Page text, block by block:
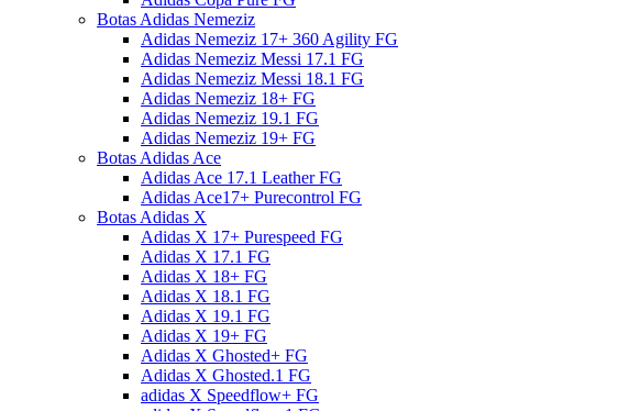
Botas Adidas Nemeziz
Adidas Nemeziz 17+ 360 Agility FG
Adidas Nemeziz Messi 17.1 FG
Adidas Nemeziz Messi 18.1 FG
Adidas Nemeziz 18+ FG
Adidas Nemeziz 19.1 FG
Adidas Nemeziz 19+ FG
Botas Adidas Ace
Adidas Ace 17.1 Leather FG
Adidas Ace17+ Purecontrol FG
Botas Adidas X
Adidas X 17+ Purespeed FG
Adidas X 17.1 FG
Adidas X 18+ FG
Adidas X 18.1 FG
Adidas X 19.1 FG
Adidas X 19+ FG
Adidas X Ghosted+ FG
Adidas X Ghosted.1 FG
adidas X Speedflow+ FG